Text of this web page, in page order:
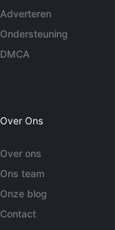
Adverteren
Ondersteuning
DMCA
Over Ons
Over ons
Ons team
Onze blog
Contact